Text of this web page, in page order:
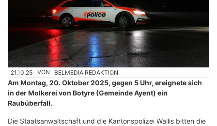
21.10.25 VON BELMEDIA REDAKTION
Am Montag, 20. Oktober 2025, gegen 5 Uhr, ereignete sich
in der Molkerei von Botyre (Gemeinde Ayent) ein
Raubüberfall.
Die Staatsanwaltschaft und die Kantonspolizei Wallis bitten die